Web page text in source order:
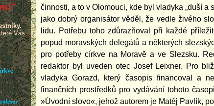
činnosti, a to v Olomouci, kde byl vladyka „duší
jako dobrý organisátor věděl, že vedle živého
lidu. Potřebu toho zdůrazňoval při každé
popud moravských delegátů a některých
pro potřeby církve na Moravě a ve Slezsku.
redaktor byl uveden otec Josef Leixner. Pro
vladyka Gorazd, který časopis financoval a
finančních prostředků pro vydávání tohoto
»Úvodní slovo«, jehož autorem je Matěj Pavlík,